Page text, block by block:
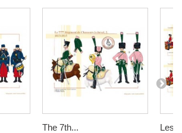
The 7th... Les...